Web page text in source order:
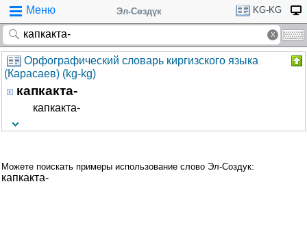
Меню Эл-Сөздүк KG-KG
Орфографический словарь киргизского языка
(Карасаев) (kg-kg)
капкакта-
капкакта-
Можете поискать примеры использование слово Эл-Создук:
капкакта-